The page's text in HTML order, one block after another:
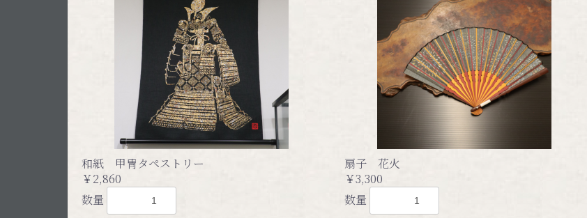
和紙 甲冑タペストリー
￥2,860
数量
扇子 花火
￥3,300
数量